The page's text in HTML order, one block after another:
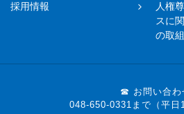
採用情報
人権
スに
の取組
☎ お問い合わ
048-650-0331まで（平日